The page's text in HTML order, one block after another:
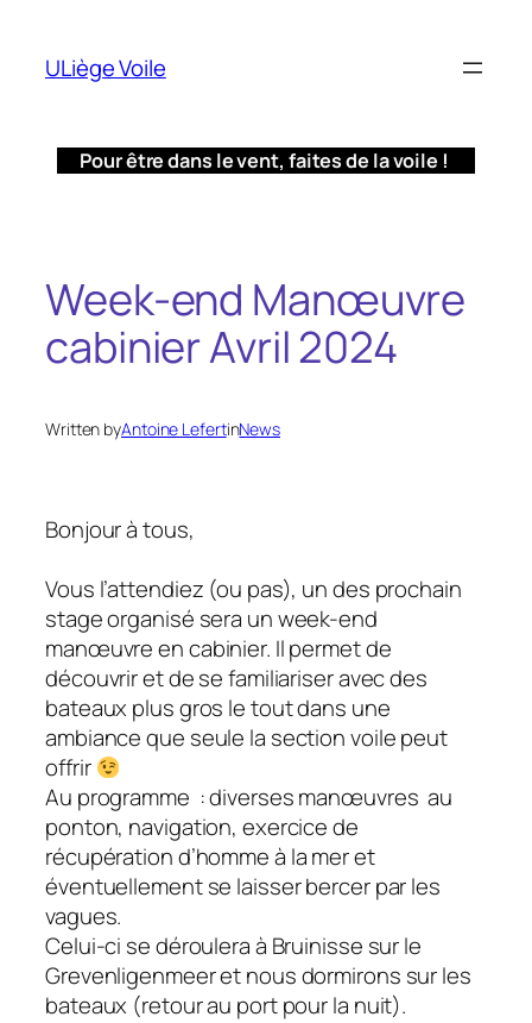
contenu
ULiège Voile
Pour être dans le vent, faites de la voile !
Week-end Manœuvre
cabinier Avril 2024
Written byAntoine LefertinNews
Bonjour à tous,
Vous l’attendiez (ou pas), un des prochain
stage organisé sera un week-end
manœuvre en cabinier. Il permet de
découvrir et de se familiariser avec des
bateaux plus gros le tout dans une
ambiance que seule la section voile peut
offrir
Au programme : diverses manœuvres au
ponton, navigation, exercice de
récupération d’homme à la mer et
éventuellement se laisser bercer par les
vagues.
Celui-ci se déroulera à Bruinisse sur le
Grevenligenmeer et nous dormirons sur les
bateaux (retour au port pour la nuit).